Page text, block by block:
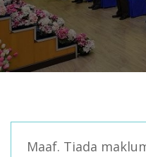
Maaf. Tiada